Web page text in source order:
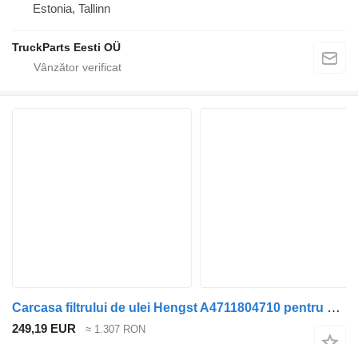
Estonia, Tallinn
TruckParts Eesti OÜ
Carcasa filtrului de ulei Hengst A4711804710 pentru cap tractor Mercedes-Benz Actros MP4 Antos Arocs (2012-)
249,19 EUR ≈ 1.307 RON